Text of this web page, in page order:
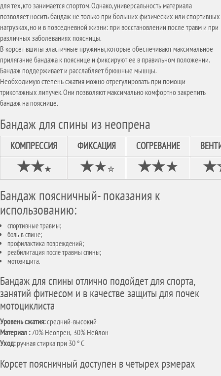
для тех, кто занимается спортом. Однако, универсальность материала
позволяет носить бандаж не только при больших физических или спортивных
нагрузках, но и в повседневной жизни: при восстановлении после травм и при
различных заболеваниях поясницы.
В корсет вшиты эластичные пружины, которые обеспечивают максимальное
прилягание бандажа к пояснице и фиксируют ее в правильном положении.
Бандаж поддерживает и расслабляет брюшные мышцы.
Необходимую степень сжатия можно отрегулировать при помощи
трикотажных липучек. Они позволяют максимально комфортно закрепить
бандаж на пояснице.
Бандаж для спины из неопрена
КОМПРЕССИЯ ФИКСАЦИЯ СОГРЕВАНИЕ
★★★ ★★☆ ★★★ ★
Бандаж поясничный- показания к
использованию:
спортивные травмы;
боль в спине;
профилактика повреждений;
реабилитация после травмы спины;
мотозищита.
Бандаж для спины отлично подойдет для спорта,
занятий фитнесом и в качестве защиты для почек
мотоциклиста
Уровень сжатия:средний-высокий
Материал :70% Неопрен, 30% Нейлон
Уход:ручная стирка при 30 ° C
Корсет поясничный доступен в четырех рзмерах